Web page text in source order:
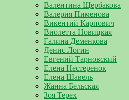
Валентина Щербакова
Валерия Пименова
Викентий Карпович
Виолетта Новицкая
Галина Деменкова
Денис Логин
Евгений Тарновский
Елена Нестеренок
Елена Шавель
Жанна Бельская
Зоя Терех